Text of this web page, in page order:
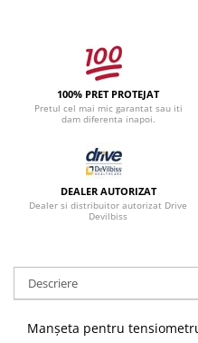
100% PRET PROTEJAT
Pretul cel mai mic garantat sau iti
dam diferenta inapoi.
DEALER AUTORIZAT
Dealer si distribuitor autorizat Drive
Devilbiss
Descriere
Manșeta pentru